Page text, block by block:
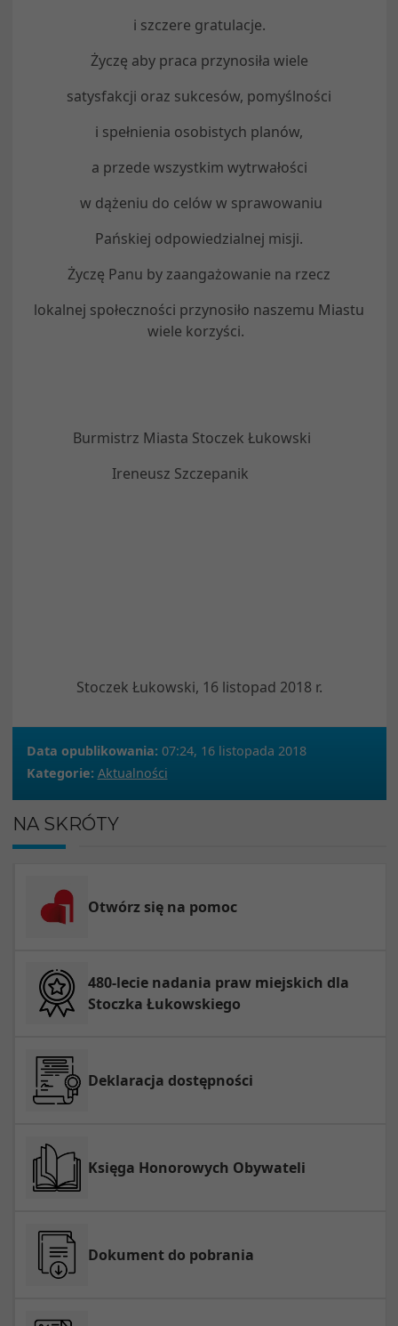
i szczere gratulacje.
Życzę aby praca przynosiła wiele
satysfakcji oraz sukcesów, pomyślności
i spełnienia osobistych planów,
a przede wszystkim wytrwałości
w dążeniu do celów w sprawowaniu
Pańskiej odpowiedzialnej misji.
Życzę Panu by zaangażowanie na rzecz
lokalnej społeczności przynosiło naszemu Miastu
wiele korzyści.
Burmistrz Miasta Stoczek Łukowski
Ireneusz Szczepanik
Stoczek Łukowski, 16 listopad 2018 r.
Data opublikowania: 07:24, 16 listopada 2018
Kategorie: Aktualności
NA SKRÓTY
Otwórz się na pomoc
480-lecie nadania praw miejskich dla
Stoczka Łukowskiego
Deklaracja dostępności
Księga Honorowych Obywateli
Dokument do pobrania